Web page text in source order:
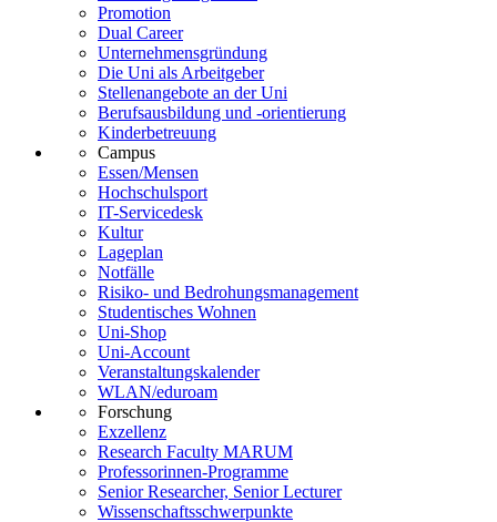
Promotion
Dual Career
Unternehmensgründung
Die Uni als Arbeitgeber
Stellenangebote an der Uni
Berufsausbildung und -orientierung
Kinderbetreuung
Campus
Essen/Mensen
Hochschulsport
IT-Servicedesk
Kultur
Lageplan
Notfälle
Risiko- und Bedrohungsmanagement
Studentisches Wohnen
Uni-Shop
Uni-Account
Veranstaltungskalender
WLAN/eduroam
Forschung
Exzellenz
Research Faculty MARUM
Professorinnen-Programme
Senior Researcher, Senior Lecturer
Wissenschaftsschwerpunkte